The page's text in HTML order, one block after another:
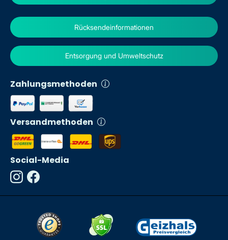
Zahlungsmethoden
Versandmethoden
Rücksendeinformationen
Entsorgung und Umweltschutz
Social-Media